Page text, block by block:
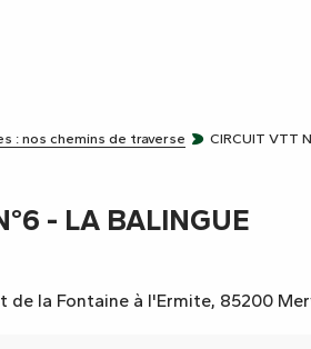
: nos chemins de traverse CIRCUIT VTT
- LA BALINGUE
de la Fontaine à l'Ermite, 85200